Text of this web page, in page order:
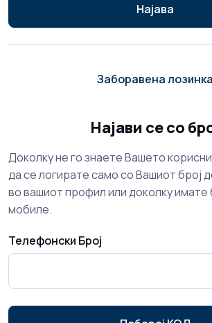
Најава
Заборавена лозинка
Најави се со
Доколку не го знаете Вашето
да се логирате само со Вашиот број
во вашиот профил или доколку имате
мобиле.
Телефонски Број